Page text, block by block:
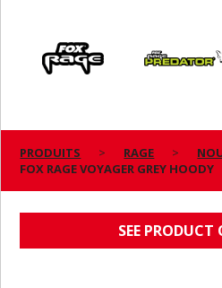
Predator
PRODUITS RAGE
FOX RAGE VOYAGER GREY HOODY
SEE